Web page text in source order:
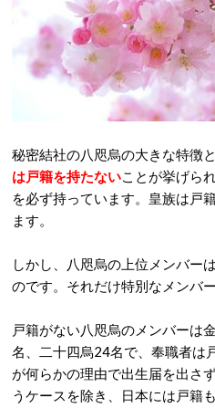
秘密結社の八咫烏の大きな特徴と
は戸籍を持たないことが挙げら
を必ず持っています。皇族は戸
ます。
しかし、八咫烏の上位メンバー
のです。それだけ特別なメンバ
戸籍がない八咫烏のメンバーは
名、二十四烏24名で、奉職者は
が何らかの理由で出生届を出さ
うケースを除き、日本には戸籍